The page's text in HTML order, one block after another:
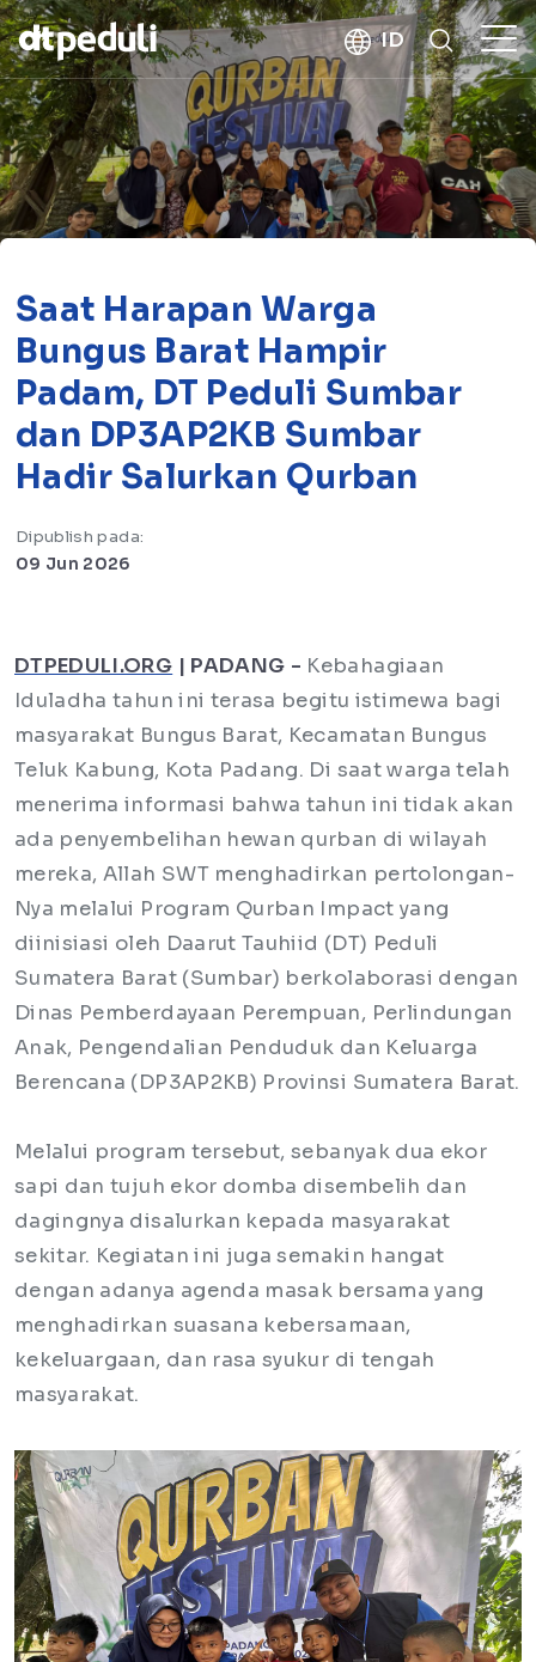
CARI
kebaikan
ID
Saat Harapan Warga
Bungus Barat Hampir
Padam, DT Peduli Sumbar
dan DP3AP2KB Sumbar
Hadir Salurkan Qurban
Dipublish pada:
09 Jun 2026
DTPEDULI.ORG | PADANG - Kebahagiaan
Iduladha tahun ini terasa begitu istimewa bagi
masyarakat Bungus Barat, Kecamatan Bungus
Teluk Kabung, Kota Padang. Di saat warga telah
menerima informasi bahwa tahun ini tidak akan
ada penyembelihan hewan qurban di wilayah
mereka, Allah SWT menghadirkan pertolongan-
Nya melalui Program Qurban Impact yang
diinisiasi oleh Daarut Tauhiid (DT) Peduli
Sumatera Barat (Sumbar) berkolaborasi dengan
Dinas Pemberdayaan Perempuan, Perlindungan
Anak, Pengendalian Penduduk dan Keluarga
Berencana (DP3AP2KB) Provinsi Sumatera Barat.
Melalui program tersebut, sebanyak dua ekor
sapi dan tujuh ekor domba disembelih dan
dagingnya disalurkan kepada masyarakat
sekitar. Kegiatan ini juga semakin hangat
dengan adanya agenda masak bersama yang
menghadirkan suasana kebersamaan,
kekeluargaan, dan rasa syukur di tengah
masyarakat.